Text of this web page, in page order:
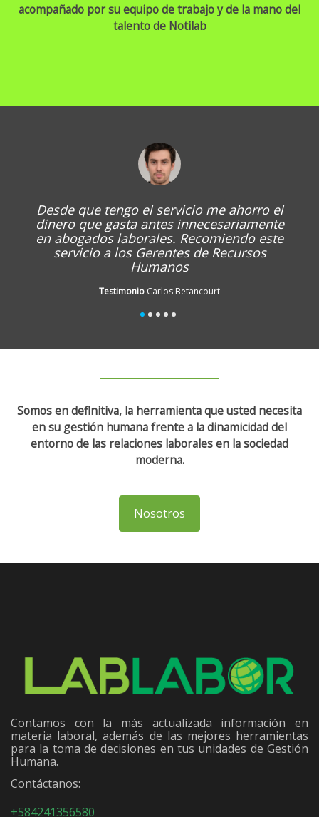
acompañado por su equipo de trabajo y de la mano del
talento de Notilab
Desde que tengo el servicio me ahorro el
dinero que gasta antes innecesariamente
en abogados laborales. Recomiendo este
servicio a los Gerentes de Recursos
Humanos
Testimonio Carlos Betancourt
Somos en definitiva, la herramienta que usted necesita
en su gestión humana frente a la dinamicidad del
entorno de las relaciones laborales en la sociedad
moderna.
Nosotros
Contamos con la más actualizada información en
materia laboral, además de las mejores herramientas
para la toma de decisiones en tus unidades de Gestión
Humana.
Contáctanos:
+584241356580